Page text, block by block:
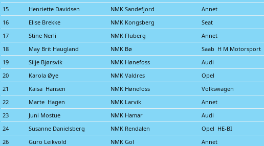
15
Henriette Davidsen NMK Sandefjord
Annet
16
Elise Brekke NMK Kongsberg
Seat
17
Stine Nerli NMK Fluberg
Annet
18
May Brit Haugland NMK Bø
Saab H M Motorsport
19
Silje Bjørsvik NMK Hønefoss
Audi
20
Karola Øye NMK Valdres
Opel
21
Kaisa Hansen NMK Hønefoss
Volkswagen
22
Marte Hagen NMK Larvik
Annet
23
Juni Mostue NMK Hamar
Audi
24
Susanne Danielsberg NMK Rendalen
Opel HE-BI
26
Guro Leikvold NMK Gol
Annet